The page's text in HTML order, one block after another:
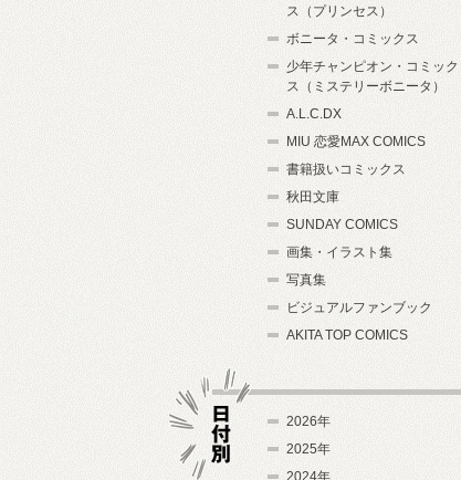
ス（プリンセス）
ボニータ・コミックス
少年チャンピオン・コミック
ス（ミステリーボニータ）
A.L.C.DX
MIU 恋愛MAX COMICS
書籍扱いコミックス
秋田文庫
SUNDAY COMICS
画集・イラスト集
写真集
ビジュアルファンブック
AKITA TOP COMICS
2026年
2025年
2024年